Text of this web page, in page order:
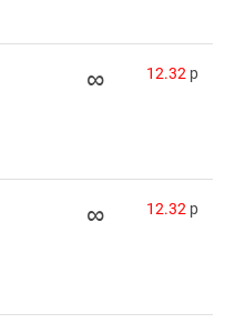
∞ 12.32 p
∞ 12.32 p